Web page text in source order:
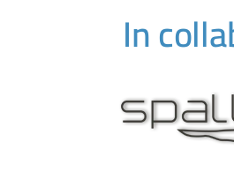
In